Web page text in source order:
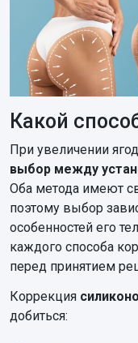
Какой
При увеличении
выбор между
Оба метода имеют
поэтому выбор
особенностей его
каждого способа
перед принятием
Коррекция
добиться: